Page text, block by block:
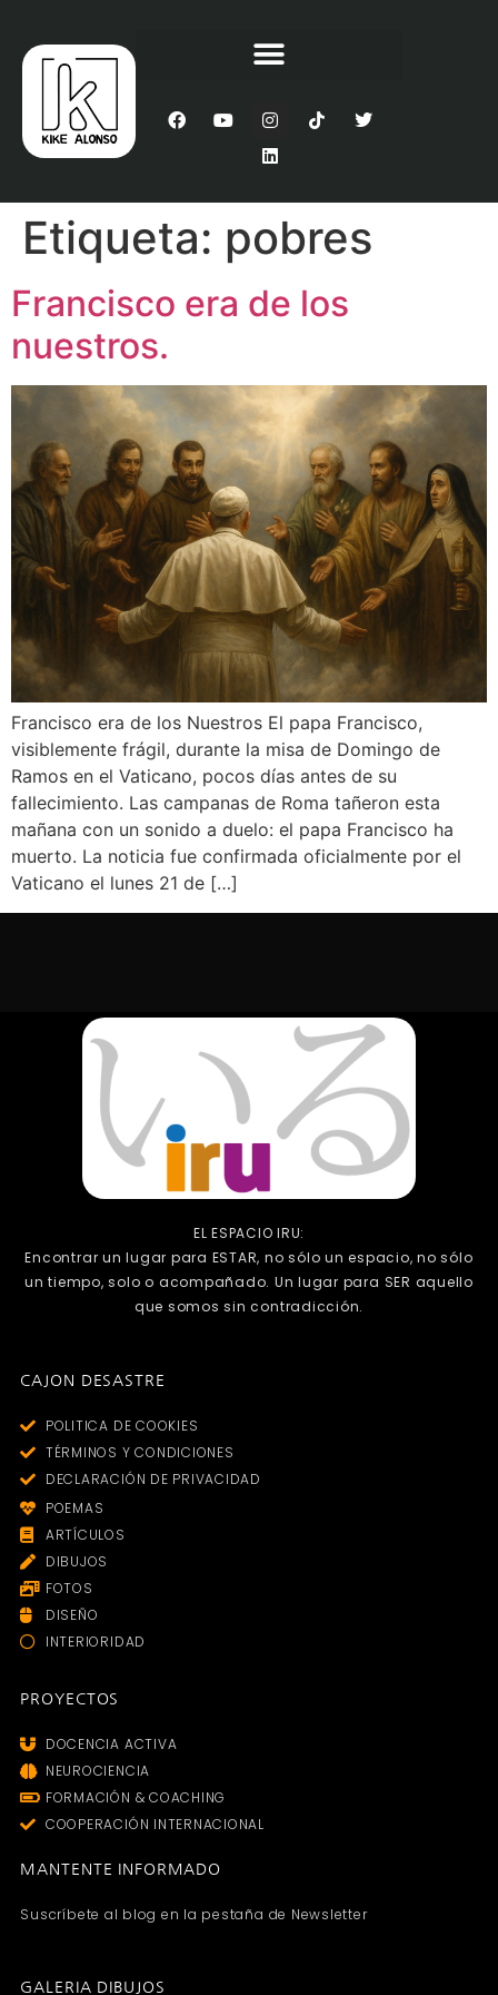
Etiqueta: pobres
Francisco era de los
nuestros.
Francisco era de los Nuestros El papa Francisco,
visiblemente frágil, durante la misa de Domingo de
Ramos en el Vaticano, pocos días antes de su
fallecimiento. Las campanas de Roma tañeron esta
mañana con un sonido a duelo: el papa Francisco ha
muerto. La noticia fue confirmada oficialmente por el
Vaticano el lunes 21 de […]
EL ESPACIO IRU:
Encontrar un lugar para ESTAR, no sólo un espacio, no sólo
un tiempo, solo o acompañado. Un lugar para SER aquello
que somos sin contradicción.
CAJON DESASTRE
POLITICA DE COOKIES
TÉRMINOS Y CONDICIONES
DECLARACIÓN DE PRIVACIDAD
POEMAS
ARTÍCULOS
DIBUJOS
FOTOS
DISEÑO
INTERIORIDAD
PROYECTOS
DOCENCIA ACTIVA
NEUROCIENCIA
FORMACIÓN & COACHING
COOPERACIÓN INTERNACIONAL
MANTENTE INFORMADO
Suscríbete al blog en la pestaña de Newsletter
GALERIA DIBUJOS